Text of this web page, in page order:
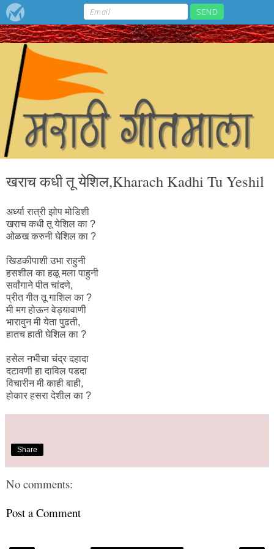
खराच कधी तू येशिल,Kharach Kadhi Tu Yeshil
अर्ध्या रात्री झोप मोडिशी
खराच कधी तू येशिल का ?
ओळख करुनी घेशिल का ?
खिडकीपाशी उभा राहुनी
हसशील का हळू मला पाहुनी
सर्वांगाने पीत चांदणे,
प्रीत गीत तू गाशिल का ?
मी मग होऊन वेड्यावाणी
भारावुन मी येता पुढती,
हातच हाती घेशिल का ?
हसेल नभीचा चंद्र दहादा
दटावणी हा दाविल पडदा
विचारीन मी काही बाही,
होकार हसरा देशील का ?
Share
No comments:
Post a Comment